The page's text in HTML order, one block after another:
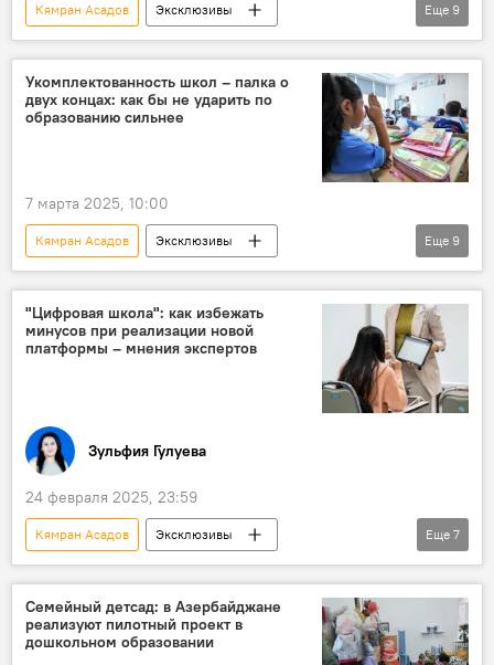
Кямран Асадов
Эксклюзивы
Азербайджан
Общество
Министерство науки и образования АР
Образование
Экзамены
Государственный экзаменационный центр (ГЭЦ)
Еще 9
Укомплектованность школ – палка о
двух концах: как бы не ударить по
образованию сильнее
7 марта 2025, 10:00
Кямран Асадов
Эксклюзивы
Азербайджан
Общество
Образование
Министерство образования АР
Учителя
Еще 9
"Цифровая школа": как избежать
минусов при реализации новой
платформы – мнения экспертов
Зульфия Гулуева
24 февраля 2025, 23:59
Кямран Асадов
Эксклюзивы
Азербайджан
Общество
Министерство науки и образования АР
Образование
Школа
Еще 7
Семейный детсад: в Азербайджане
реализуют пилотный проект в
дошкольном образовании